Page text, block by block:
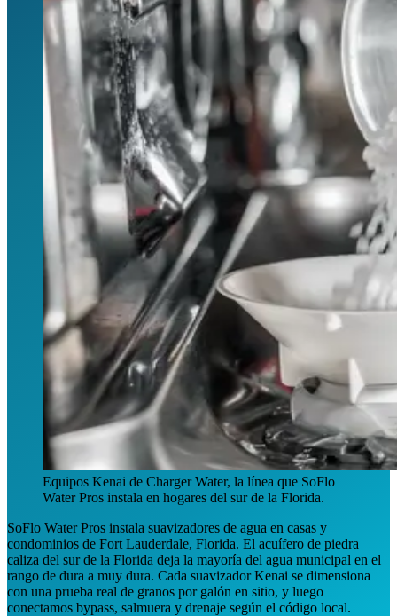
Equipos Kenai de Charger Water, la línea que SoFlo
Water Pros instala en hogares del sur de la Florida.
SoFlo Water Pros instala suavizadores de agua en casas y
condominios de Fort Lauderdale, Florida. El acuífero de piedra
caliza del sur de la Florida deja la mayoría del agua municipal en el
rango de dura a muy dura. Cada suavizador Kenai se dimensiona
con una prueba real de granos por galón en sitio, y luego
conectamos bypass, salmuera y drenaje según el código local.